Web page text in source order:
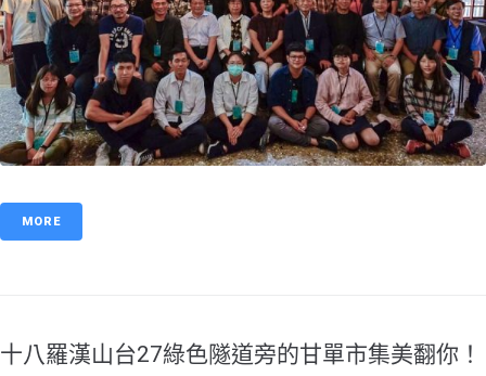
MORE
十八羅漢山台27綠色隧道旁的甘單市集美翻你！